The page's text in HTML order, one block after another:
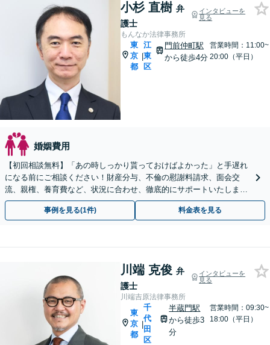
小杉 直樹 弁
護士
インタビューを
見る
もんなか法律事務所
東
京
都
|
江
東
区
門前仲町駅
から徒歩4分
営業時間：11:00~
20:00（平日）
婚姻費用
【初回相談無料】「あの時しっかり貰っておけばよかった」と手遅れ
になる前にご相談ください！財産分与、不倫の慰謝料請求、面会交
流、親権、養育費など、状況に合わせ、徹底的にサポートいたします
【門前仲町駅4分】【弁護士歴17年以上】
事例を見る(1件) 料金表を見る
川端 克俊 弁
護士
インタビューを
見る
川端吉原法律事務所
東
京
都
|
千
代
田
区
半蔵門駅
から徒歩3
分
営業時間：09:30~
18:00（平日）